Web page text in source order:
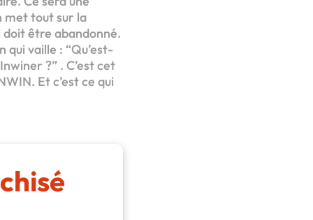
met tout sur la
être abandonné.
vaille : “Qu’est-
?” . C’est cet
Et c’est ce qui